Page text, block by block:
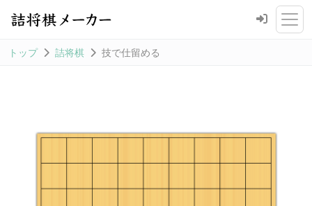
トップ 詰将棋 技で仕留める